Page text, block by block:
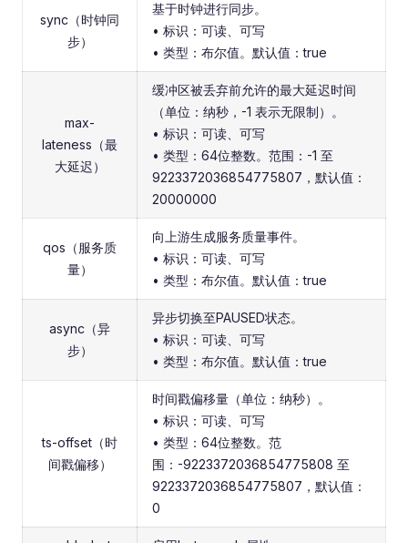
sync（时钟同
步）
基于时钟进行同步。
• 标识：可读、可写
• 类型：布尔值。默认值：true
max-
lateness（最
大延迟）
缓冲区被丢弃前允许的最大延迟时间
（单位：纳秒，-1 表示无限制）。
• 标识：可读、可写
• 类型：64位整数。范围：-1 至
9223372036854775807，默认值：
20000000
qos（服务质
量）
向上游生成服务质量事件。
• 标识：可读、可写
• 类型：布尔值。默认值：true
async（异
步）
异步切换至PAUSED状态。
• 标识：可读、可写
• 类型：布尔值。默认值：true
ts-offset（时
间戳偏移）
时间戳偏移量（单位：纳秒）。
• 标识：可读、可写
• 类型：64位整数。范
围：-9223372036854775808 至
9223372036854775807，默认值：
0